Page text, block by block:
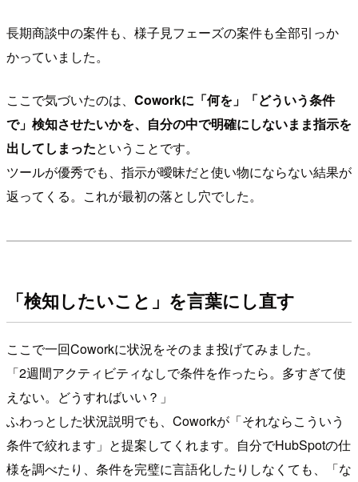
長期商談中の案件も、様子見フェーズの案件も全部引っか
かっていました。
ここで気づいたのは、 Coworkに「何を」「どういう条件
で」検知させたいかを、自分の中で明確にしないまま指示を
出してしまったということです。
ツールが優秀でも、指示が曖昧だと使い物にならない結果が
返ってくる。これが最初の落とし穴でした。
「検知したいこと」を言葉にし直す
ここで一回Coworkに状況をそのまま投げてみました。
「2週間アクティビティなしで条件を作ったら。多すぎて使
えない。どうすればいい？」
ふわっとした状況説明でも、Coworkが「それならこういう
条件で絞れます」と提案してくれます。自分でHubSpotの仕
様を調べたり、条件を完璧に言語化したりしなくても、「な